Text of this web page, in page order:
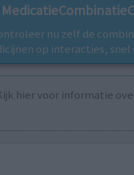
nu zelf de
op interacties, snel
hier voor informatie